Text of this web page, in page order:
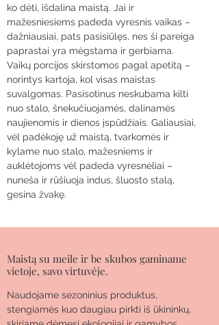
ko dėti, išdalina maistą. Jai ir
mažesniesiems padeda vyresnis vaikas –
dažniausiai, pats pasisiūlęs, nes ši pareiga
paprastai yra mėgstama ir gerbiama.
Vaikų porcijos skirstomos pagal apetitą –
norintys kartoja, kol visas maistas
suvalgomas. Pasisotinus neskubama kilti
nuo stalo, šnekučiuojamės, dalinamės
naujienomis ir dienos įspūdžiais. Galiausiai,
vėl padėkoję už maistą, tvarkomės ir
kylame nuo stalo, mažesniems ir
auklėtojoms vėl padeda vyresnėliai –
nuneša ir rūšiuoja indus, šluosto stalą,
gesina žvakę.
Maistą su meile ir be skubos gaminame
vietoje, savo virtuvėje.
Naudojame sezoninius produktus,
stengiamės kuo daugiau pirkti iš ūkininkų,